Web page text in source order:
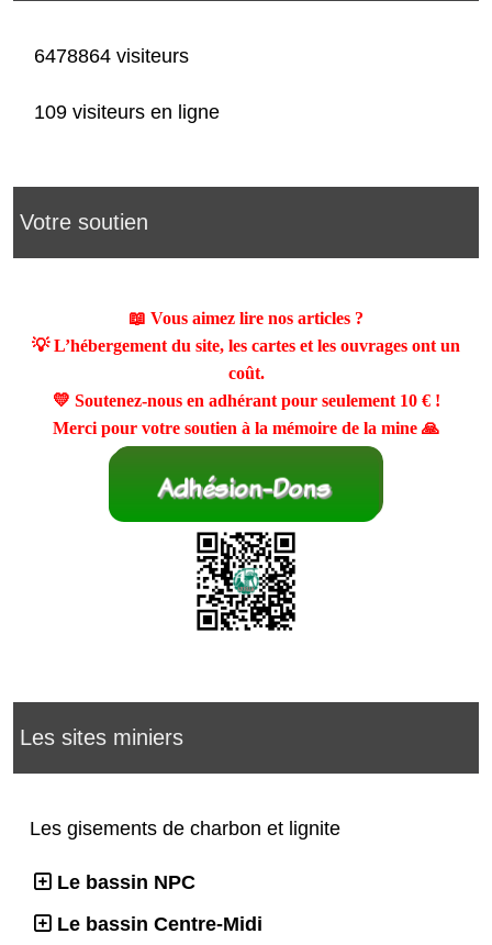
6478864 visiteurs
109 visiteurs en ligne
Votre soutien
📖 Vous aimez lire nos articles ?
💡 L’hébergement du site, les cartes et les ouvrages ont un
coût.
💛 Soutenez-nous en adhérant pour seulement 10 €!
Merci pour votre soutien à la mémoire de la mine 🙏
Les sites miniers
Les gisements de charbon et lignite
Le bassin NPC
Le bassin Centre-Midi